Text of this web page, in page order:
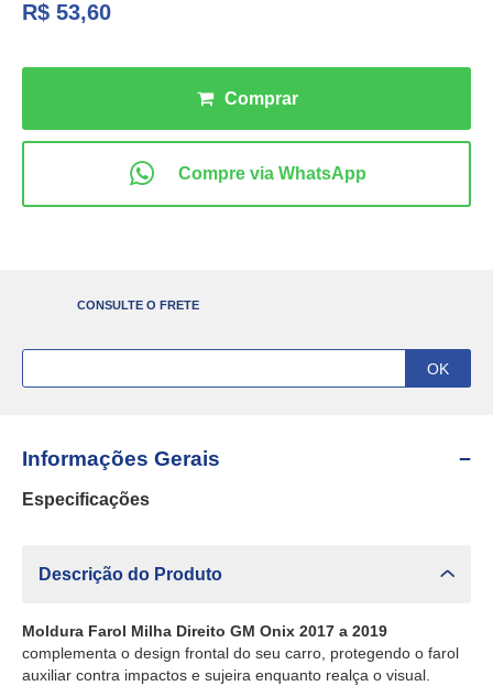
R$ 53,60
CONSULTE O FRETE
Informações Gerais
Especificações
Descrição do Produto
Moldura Farol Milha Direito GM Onix 2017 a 2019
complementa o design frontal do seu carro, protegendo o farol
auxiliar contra impactos e sujeira enquanto realça o visual.